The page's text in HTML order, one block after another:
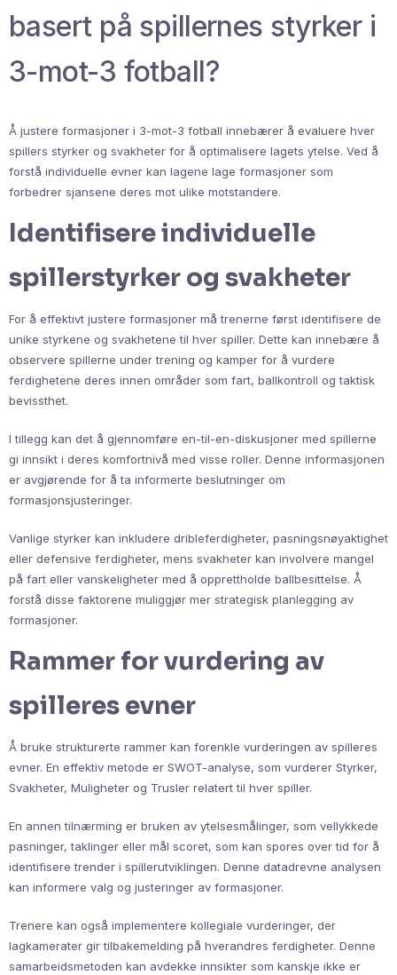
basert på spillernes styrker i
3-mot-3 fotball?
Å justere formasjoner i 3-mot-3 fotball innebærer å evaluere hver
spillers styrker og svakheter for å optimalisere lagets ytelse. Ved å
forstå individuelle evner kan lagene lage formasjoner som
forbedrer sjansene deres mot ulike motstandere.
Identifisere individuelle
spillerstyrker og svakheter
For å effektivt justere formasjoner må trenerne først identifisere de
unike styrkene og svakhetene til hver spiller. Dette kan innebære å
observere spillerne under trening og kamper for å vurdere
ferdighetene deres innen områder som fart, ballkontroll og taktisk
bevissthet.
I tillegg kan det å gjennomføre en-til-en-diskusjoner med spillerne
gi innsikt i deres komfortnivå med visse roller. Denne informasjonen
er avgjørende for å ta informerte beslutninger om
formasjonsjusteringer.
Vanlige styrker kan inkludere dribleferdigheter, pasningsnøyaktighet
eller defensive ferdigheter, mens svakheter kan involvere mangel
på fart eller vanskeligheter med å opprettholde ballbesittelse. Å
forstå disse faktorene muliggjør mer strategisk planlegging av
formasjoner.
Rammer for vurdering av
spilleres evner
Å bruke strukturerte rammer kan forenkle vurderingen av spilleres
evner. En effektiv metode er SWOT-analyse, som vurderer Styrker,
Svakheter, Muligheter og Trusler relatert til hver spiller.
En annen tilnærming er bruken av ytelsesmålinger, som vellykkede
pasninger, taklinger eller mål scoret, som kan spores over tid for å
identifisere trender i spillerutviklingen. Denne datadrevne analysen
kan informere valg og justeringer av formasjoner.
Trenere kan også implementere kollegiale vurderinger, der
lagkamerater gir tilbakemelding på hverandres ferdigheter. Denne
samarbeidsmetoden kan avdekke innsikter som kanskje ikke er